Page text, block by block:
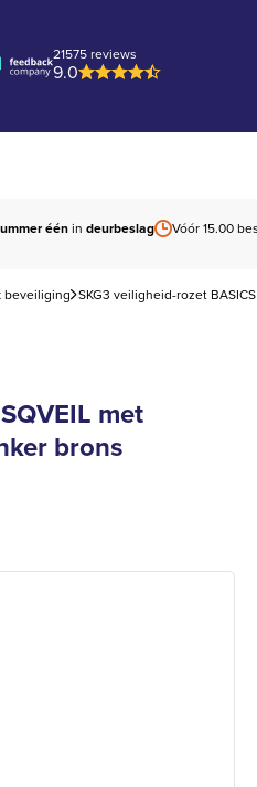
21575 reviews
9.0
éénin deurbeslag Vóór 15.00
beveiliging SKG3 veiligheid-rozet
met
brons